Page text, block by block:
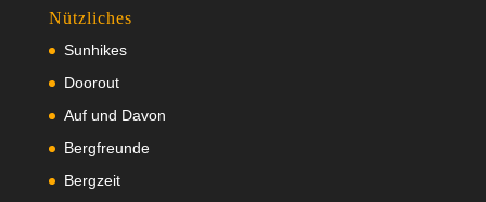
Nützliches
Sunhikes
Doorout
Auf und Davon
Bergfreunde
Bergzeit